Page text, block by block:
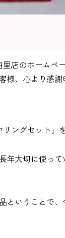
店のホームペ
様、心より感謝
ングセット」
年大切に使っ
ということで